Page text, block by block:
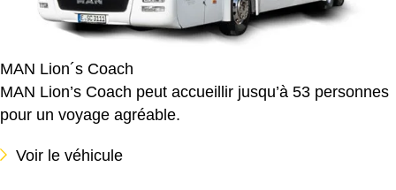
MAN Lion´s Coach
MAN Lion’s Coach peut accueillir jusqu’à 53 personnes
pour un voyage agréable.
Voir le véhicule